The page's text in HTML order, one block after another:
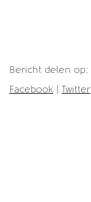
Bericht delen op:
Facebook
Twitter